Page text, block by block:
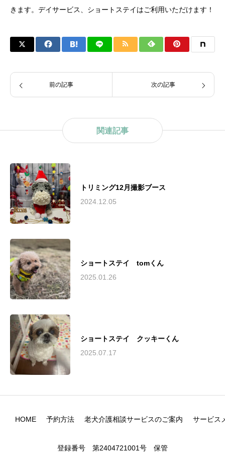
きます。デイサービス、ショートステイはご利用いただけます！
前の記事 次の記事
関連記事
トリミング12月撮影ブース
2024.12.05
ショートステイ tomくん
2025.01.26
ショートステイ クッキーくん
2025.07.17
HOME 予約方法 老犬介護相談サービスのご案内 サービス
登録番号 第2404721001号 保管